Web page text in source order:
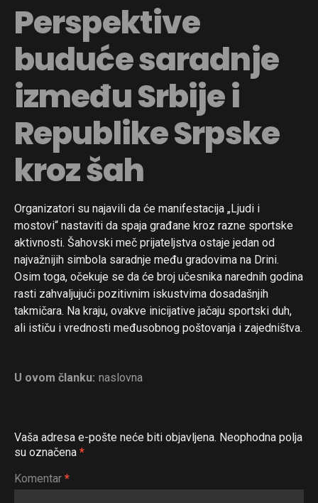
Perspektive
buduće saradnje
između Srbije i
Republike Srpske
kroz šah
Organizatori su najavili da će manifestacija „Ljudi i
mostovi“ nastaviti da spaja građane kroz razne sportske
aktivnosti. Šahovski meč prijateljstva ostaje jedan od
najvažnijih simbola saradnje među gradovima na Drini.
Osim toga, očekuje se da će broj učesnika narednih godina
rasti zahvaljujući pozitivnim iskustvima dosadašnjih
takmičara. Na kraju, ovakve inicijative jačaju sportski duh,
ali ističu i vrednosti međusobnog poštovanja i zajedništva.
U ovom članku: naslovna
Vaša adresa e-pošte neće biti objavljena. Neophodna polja
su označena *
Komentar *